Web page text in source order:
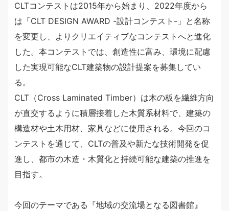
CLTコンテストは2015年から始まり、2022年度から
は「CLT DESIGN AWARD -設計コンテスト-」と名称
を変更し、よりクリエイティブなコンテストへと進化
した。本コンテストでは、創造性に富み、環境に配慮
した実現可能なCLT建築物の設計提案を募集してい
る。
CLT（Cross Laminated Timber）は木の板を繊維方向
が直交するように積層接着した木質系材料で、建築の
構造材や土木用材、家具などに使用される。今回のコ
ンテストを通じて、CLTの普及や新たな技術開発を促
進し、都市の木造・木質化と持続可能な建築の推進を
目指す。
今回のテーマである『地域の交流場となる図書館』